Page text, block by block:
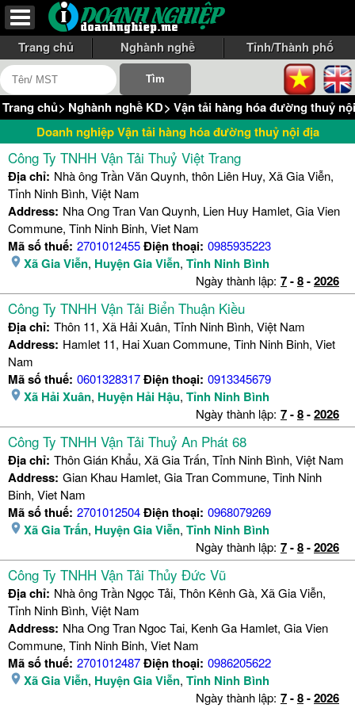
Trang chủ Nghành nghề Tỉnh/Thành phố
Trang chủ> Nghành nghề KD> Vận tải hàng hóa đường thuỷ
Doanh nghiệp Vận tải hàng hóa đường thuỷ nội địa
Công Ty TNHH Vận Tải Thuỷ Việt Trang
Địa chỉ: Nhà ông Trần Văn Quynh, thôn Liên Huy, Xã Gia Viễn,
Tỉnh Ninh Bình, Việt Nam
Address: Nha Ong Tran Van Quynh, Lien Huy Hamlet, Gia Vien
Commune, Tinh Ninh Binh, Viet Nam
Mã số thuế: 2701012455Điện thoại: 0985935223
Xã Gia Viễn, Huyện Gia Viễn, Tỉnh Ninh Bình
Ngày thành lập: 7-8-2026
Công Ty TNHH Vận Tải Biển Thuận Kiều
Địa chỉ: Thôn 11, Xã Hải Xuân, Tỉnh Ninh Bình, Việt Nam
Address: Hamlet 11, Hai Xuan Commune, Tinh Ninh Binh, Viet
Nam
Mã số thuế: 0601328317Điện thoại: 0913345679
Xã Hải Xuân, Huyện Hải Hậu, Tỉnh Ninh Bình
Ngày thành lập: 7-8-2026
Công Ty TNHH Vận Tải Thuỷ An Phát 68
Địa chỉ: Thôn Gián Khẩu, Xã Gia Trấn, Tỉnh Ninh Bình, Việt Nam
Address: Gian Khau Hamlet, Gia Tran Commune, Tinh Ninh
Binh, Viet Nam
Mã số thuế: 2701012504Điện thoại: 0968079269
Xã Gia Trấn, Huyện Gia Viễn, Tỉnh Ninh Bình
Ngày thành lập: 7-8-2026
Công Ty TNHH Vận Tải Thủy Đức Vũ
Địa chỉ: Nhà ông Trần Ngọc Tải, Thôn Kênh Gà, Xã Gia Viễn,
Tỉnh Ninh Bình, Việt Nam
Address: Nha Ong Tran Ngoc Tai, Kenh Ga Hamlet, Gia Vien
Commune, Tinh Ninh Binh, Viet Nam
Mã số thuế: 2701012487Điện thoại: 0986205622
Xã Gia Viễn, Huyện Gia Viễn, Tỉnh Ninh Bình
Ngày thành lập: 7-8-2026